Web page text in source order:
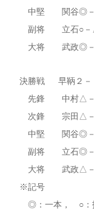
中堅 関谷◎－
副将 立石○－
大将 武政◎－
決勝戦 早鞆２－
先鋒 中村△
次鋒 宗田△－
中堅 関谷◎－△
副将 立石◎－
大将 武政△－◎
※記号
◎：一本， ○：